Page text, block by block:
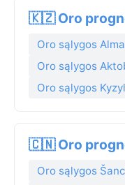
🇰🇿 Oro
Oro sąlygos
Oro sąlygos
Oro sąlygos
🇨🇳 Oro
Oro sąlygos